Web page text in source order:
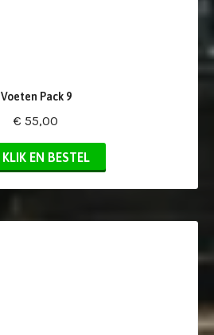
Voeten Pack 9
€ 55,00
KLIK EN BESTEL